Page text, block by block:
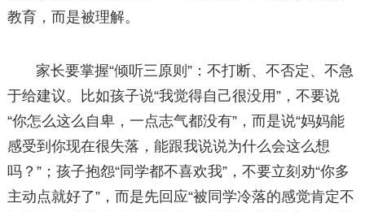
教育，而是被理解。
家长要掌握“倾听三原则”：不打断、不否定、不急
于给建议。比如孩子说“我觉得自己很没用”，不要说
“你怎么这么自卑，一点志气都没有”，而是说“妈妈能
感受到你现在很失落，能跟我说说为什么会这么想
吗？”；孩子抱怨“同学都不喜欢我”，不要立刻劝“你多
主动点就好了”，而是先回应“被同学冷落的感觉肯定不